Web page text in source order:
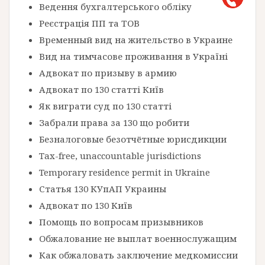
Ведення бухгалтерського обліку
Реєстрація ПП та ТОВ
Временный вид на жительство в Украине
Вид на тимчасове проживання в Україні
Адвокат по призыву в армию
Адвокат по 130 статті Київ
Як виграти суд по 130 статті
Забрали права за 130 що робити
Безналоговые безотчётные юрисдикции
Tax-free, unaccountable jurisdictions
Temporary residence permit in Ukraine
Статья 130 КУпАП Украины
Адвокат по 130 Київ
Помощь по вопросам призывников
Обжалование не выплат военнослужащим
Как обжаловать заключение медкомиссии